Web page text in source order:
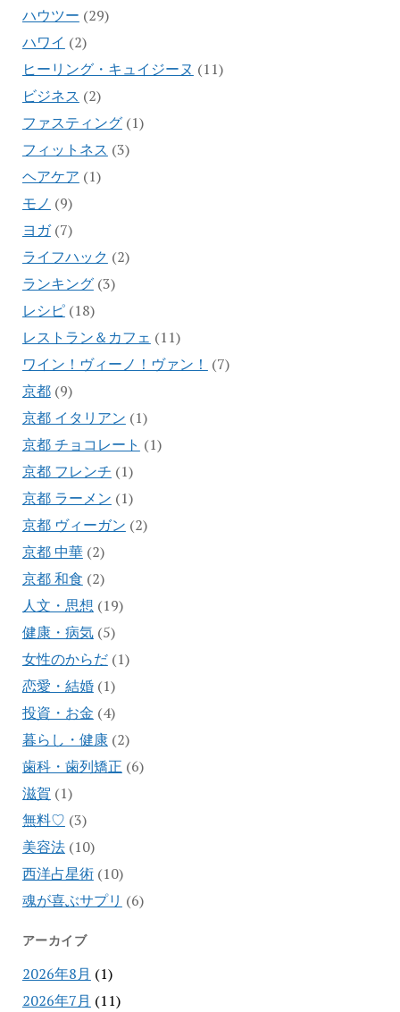
ハウツー (29)
ハワイ (2)
ヒーリング・キュイジーヌ (11)
ビジネス (2)
ファスティング(1)
フィットネス (3)
ヘアケア (1)
モノ (9)
ヨガ(7)
ライフハック (2)
ランキング(3)
レシピ(18)
レストラン＆カフェ (11)
ワイン！ヴィーノ！ヴァン！ (7)
京都(9)
京都 イタリアン (1)
京都 チョコレート (1)
京都 フレンチ (1)
京都 ラーメン (1)
京都 ヴィーガン (2)
京都 中華(2)
京都 和食 (2)
人文・思想 (19)
健康・病気(5)
女性のからだ(1)
恋愛・結婚(1)
投資・お金 (4)
暮らし・健康(2)
歯科・歯列矯正 (6)
滋賀 (1)
無料♡ (3)
美容法(10)
西洋占星術(10)
魂が喜ぶサプリ (6)
アーカイブ
2026年8月 (1)
2026年7月 (11)